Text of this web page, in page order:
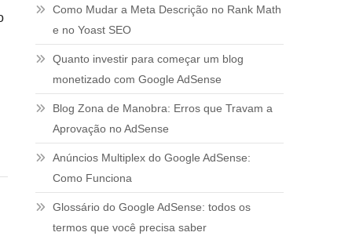
Como Mudar a Meta Descrição no Rank Math
e no Yoast SEO
Quanto investir para começar um blog
monetizado com Google AdSense
Blog Zona de Manobra: Erros que Travam a
Aprovação no AdSense
Anúncios Multiplex do Google AdSense:
Como Funciona
Glossário do Google AdSense: todos os
termos que você precisa saber